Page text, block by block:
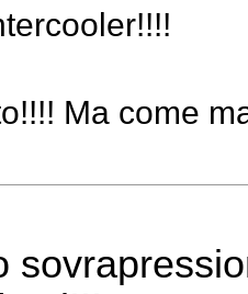
Ma come